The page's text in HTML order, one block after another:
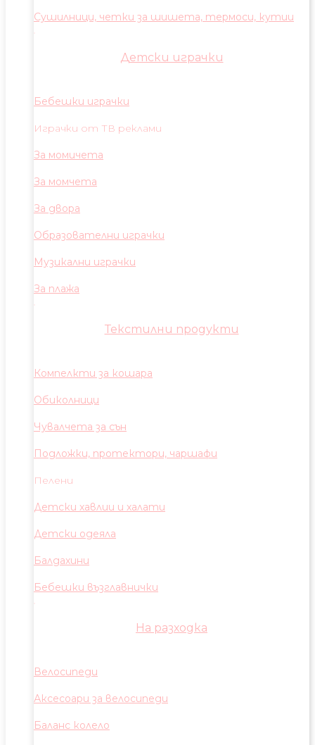
Сушилници, четки за шишета, термоси, кутии
Детски играчки
Бебешки играчки
Играчки от ТВ реклами
За момичета
За момчета
За двора
Образователни играчки
Музикални играчки
За плажа
Текстилни продукти
Компелкти за кошара
Обиколници
Чувалчета за сън
Подложки, протектори, чаршафи
Пелени
Детски хавлии и халати
Детски одеяла
Балдахини
Бебешки възглавнички
На разходка
Велосипеди
Аксесоари за велосипеди
Баланс колело